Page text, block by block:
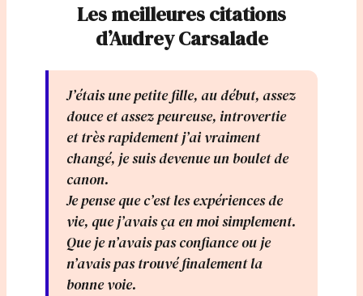
Les meilleures citations
d’Audrey Carsalade
J’étais une petite fille, au début, assez
douce et assez peureuse, introvertie
et très rapidement j’ai vraiment
changé, je suis devenue un boulet de
canon.
Je pense que c’est les expériences de
vie, que j’avais ça en moi simplement.
Que je n’avais pas confiance ou je
n’avais pas trouvé finalement la
bonne voie.